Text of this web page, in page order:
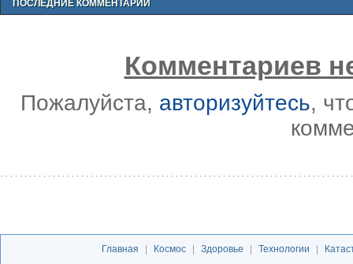
ПОСЛЕДНИЕ КОММЕНТАРИИ
Комментариев
Пожалуйста, авторизуйтесь,
Главная Космос Здоровье Технологии